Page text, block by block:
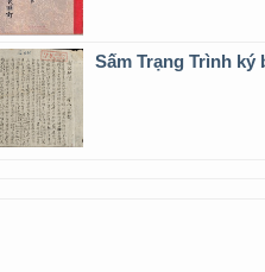
Sấm Trạng Trình ký